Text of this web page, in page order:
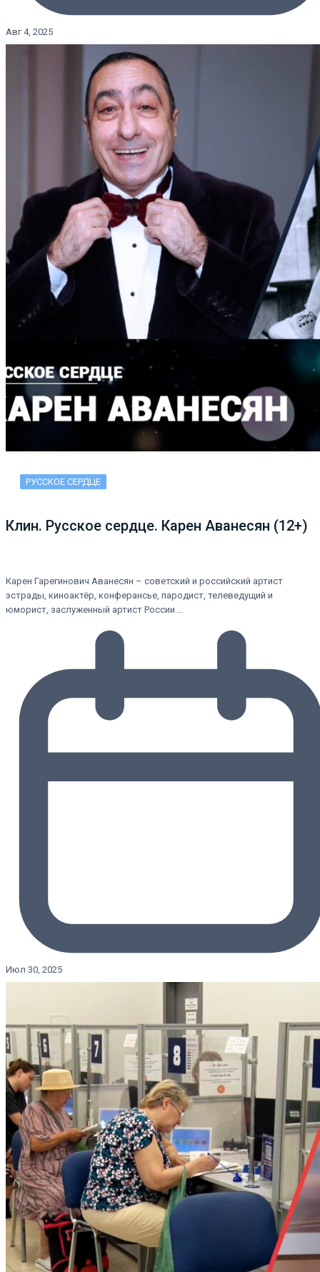
Авг 4, 2025
РУССКОЕ СЕРДЦЕ
Клин. Русское сердце. Карен Аванесян (12+)
Карен Гарегинович Аванесян – советский и российский артист
эстрады, киноактёр, конферансье, пародист, телеведущий и
юморист, заслуженный артист России.…
Июл 30, 2025